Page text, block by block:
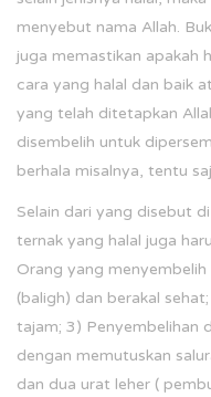
menyebut nama Allah.
juga memastikan apakah
cara yang halal dan baik
yang telah ditetapkan
disembelih untuk
berhala misalnya, tentu
Selain dari yang disebut
ternak yang halal juga
Orang yang
(baligh) dan berakal
tajam; 3) Penyembelihan
dengan memutuskan
dan dua urat leher (